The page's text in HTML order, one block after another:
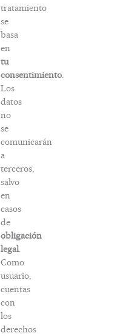
tratamiento
se
basa
en
tu
consentimiento
Los
datos
no
se
comunicarán
a
terceros,
salvo
en
casos
de
obligación
legal
Como
usuario,
cuentas
con
los
derechos